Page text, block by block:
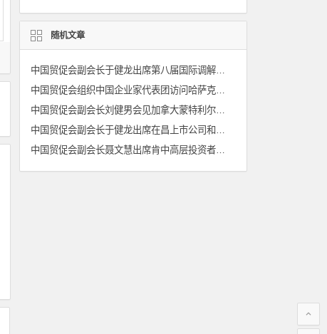
随机文章
中国贸促会副会长于健龙出席第八届国际调解高峰论坛
中国贸促会组织中国企业家代表团访问哈萨克斯坦
中国贸促会副会长刘健男会见加拿大蒙特利尔银行（中国）有限公司行长兼首席执行官夏瑾璐
中国贸促会副会长于健龙出席在昌上市公司和拟上市企业商事法律服务恳谈会
中国贸促会副会长聂文慧出席肯中高层投资者圆桌会议